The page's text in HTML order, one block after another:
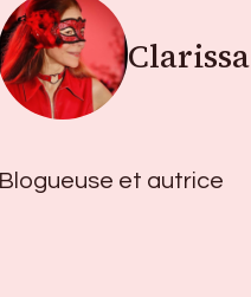
Clarissa
Blogueuse et autrice